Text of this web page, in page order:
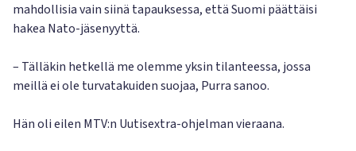
mahdollisia vain siinä tapauksessa, että Suomi päättäisi
hakea Nato-jäsenyyttä.
– Tälläkin hetkellä me olemme yksin tilanteessa, jossa
meillä ei ole turvatakuiden suojaa, Purra sanoo.
Hän oli eilen MTV:n Uutisextra-ohjelman vieraana.